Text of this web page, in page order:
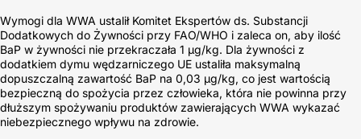
Wymogi dla WWA ustalił Komitet Ekspertów ds. Substancji
Dodatkowych do Żywności przy FAO/WHO i zaleca on, aby ilość
BaP w żywności nie przekraczała 1 µg/kg. Dla żywności z
dodatkiem dymu wędzarniczego UE ustaliła maksymalną
dopuszczalną zawartość BaP na 0,03 µg/kg, co jest wartością
bezpieczną do spożycia przez człowieka, która nie powinna przy
dłuższym spożywaniu produktów zawierających WWA wykazać
niebezpiecznego wpływu na zdrowie.